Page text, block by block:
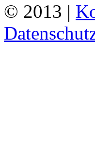
© 2013 |